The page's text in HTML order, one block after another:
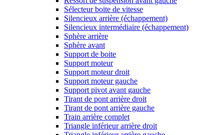
Sélecteur boite de vitesse
Silencieux arrière (échappement)
Silencieux intermédiaire (échappement)
Sphère arrière
Sphère avant
Support de boite
Support moteur
Support moteur droit
Support moteur gauche
Support pivot avant gauche
Tirant de pont arrière droit
Tirant de pont arrière gauche
Train arrière complet
Triangle inférieur arrière droit